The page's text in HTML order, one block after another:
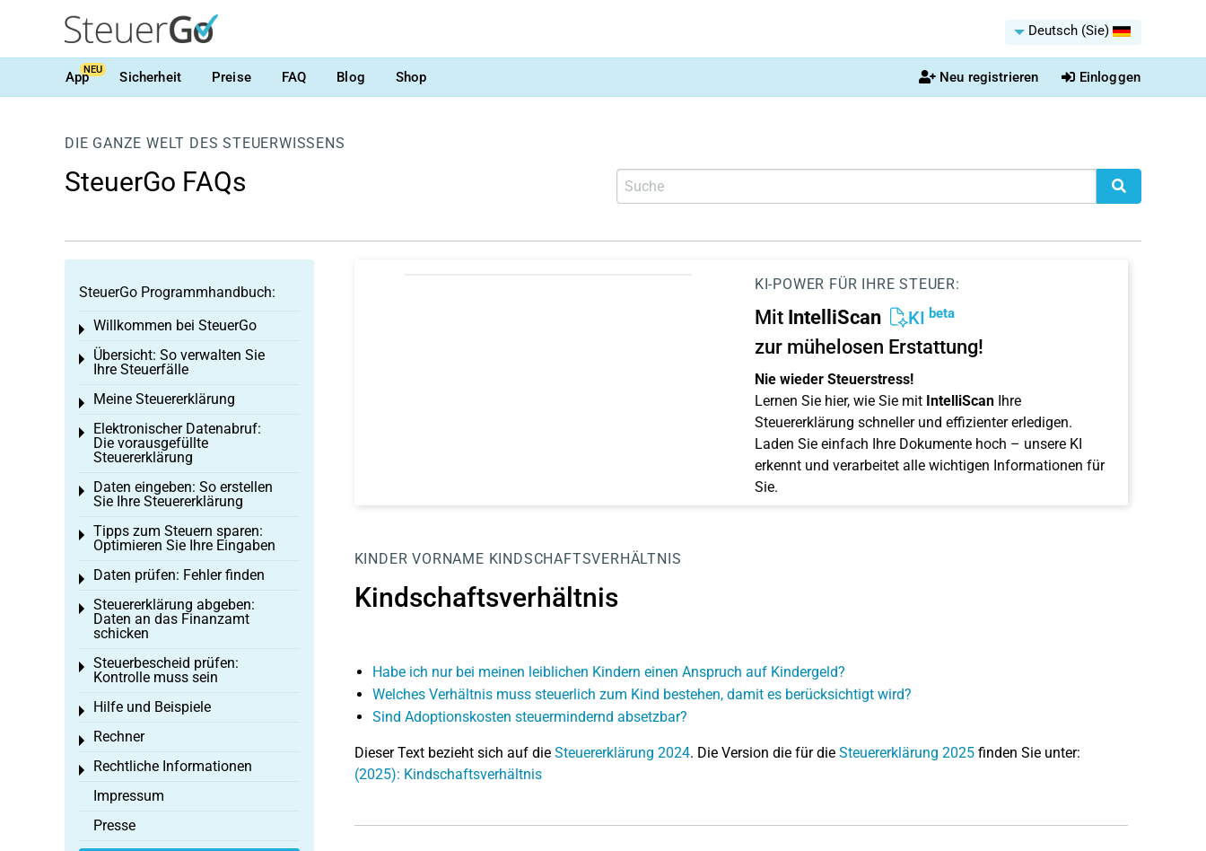
Deutsch (Sie)
AppNEU Sicherheit Preise FAQ Blog Shop Neu registrieren Einloggen
DIE GANZE WELT DES STEUERWISSENS
SteuerGo FAQs
KI-POWER FÜR IHRE STEUER:
Mit IntelliScan KI beta
zur mühelosen Erstattung!
Nie wieder Steuerstress!
Lernen Sie hier, wie Sie mit IntelliScanIhre
Steuererklärung schneller und effizienter erledigen.
Laden Sie einfach Ihre Dokumente hoch – unsere KI
erkennt und verarbeitet alle wichtigen Informationen für
Sie.
KINDER VORNAME KINDSCHAFTSVERHÄLTNIS
Kindschaftsverhältnis
Habe ich nur bei meinen leiblichen Kindern einen Anspruch auf Kindergeld?
Welches Verhältnis muss steuerlich zum Kind bestehen, damit es berücksichtigt wird?
Sind Adoptionskosten steuermindernd absetzbar?
Dieser Text bezieht sich auf die Steuererklärung 2024. Die Version die für die Steuererklärung 2025finden Sie unter:
(2025): Kindschaftsverhältnis
SteuerGo Programmhandbuch:
Willkommen bei SteuerGo
Toggle menu
Übersicht: So verwalten Sie
Ihre Steuerfälle
Toggle menu
Meine Steuererklärung
Toggle menu
Elektronischer Datenabruf:
Die vorausgefüllte
Steuererklärung
Toggle menu
Daten eingeben: So erstellen
Sie Ihre Steuererklärung
Toggle menu
Tipps zum Steuern sparen:
Optimieren Sie Ihre Eingaben
Toggle menu
Daten prüfen: Fehler finden
Toggle menu
Steuererklärung abgeben:
Daten an das Finanzamt
schicken
Toggle menu
Steuerbescheid prüfen:
Kontrolle muss sein
Toggle menu
Hilfe und Beispiele
Toggle menu
Rechner
Toggle menu
Rechtliche Informationen
Toggle menu
Impressum
Presse